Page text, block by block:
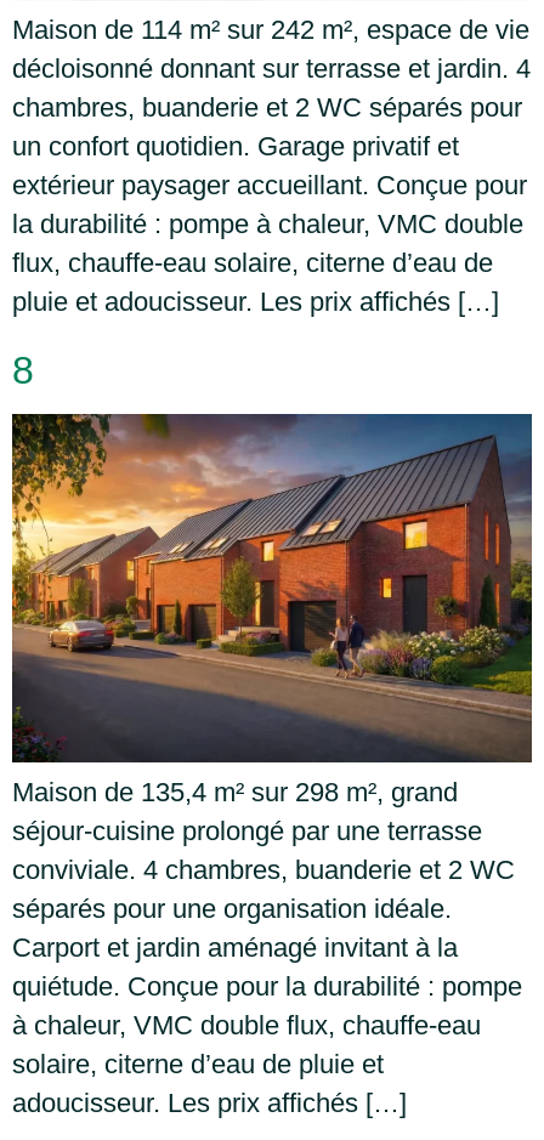
Maison de 114 m² sur 242 m², espace de vie
décloisonné donnant sur terrasse et jardin. 4
chambres, buanderie et 2 WC séparés pour
un confort quotidien. Garage privatif et
extérieur paysager accueillant. Conçue pour
la durabilité : pompe à chaleur, VMC double
flux, chauffe-eau solaire, citerne d’eau de
pluie et adoucisseur. Les prix affichés […]
8
Maison de 135,4 m² sur 298 m², grand
séjour-cuisine prolongé par une terrasse
conviviale. 4 chambres, buanderie et 2 WC
séparés pour une organisation idéale.
Carport et jardin aménagé invitant à la
quiétude. Conçue pour la durabilité : pompe
à chaleur, VMC double flux, chauffe-eau
solaire, citerne d’eau de pluie et
adoucisseur. Les prix affichés […]